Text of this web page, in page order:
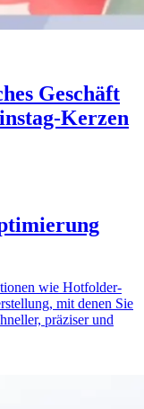
Geschäft
Kerzen
wie Hotfolder-
mit denen Sie
präziser und